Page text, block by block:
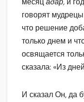
говорят
что решение
только днем и
освящается
сказала: «Из
И сказал Он, да